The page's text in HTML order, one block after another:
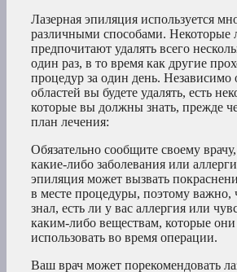
Лазерная эпиляция используется
различными способами. Некоторые
предпочитают удалять всего
один раз, в то время как другие
процедур за один день. Независимо
областей вы будете удалять, есть
которые вы должны знать, прежде
план лечения:
Обязательно сообщите своему
какие-либо заболевания или
эпиляция может вызвать
в месте процедуры, поэтому важно,
знал, есть ли у вас аллергия или
каким-либо веществам, которые
использовать во время операции.
Ваш врач может порекомендовать